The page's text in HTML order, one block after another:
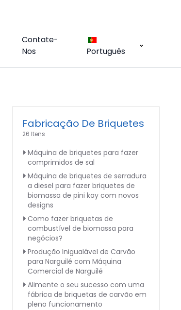
Contate-
Nos
Português
Fabricação De Briquetes
26 Itens
Máquina de briquetes para fazer
comprimidos de sal
Máquina de briquetes de serradura
a diesel para fazer briquetes de
biomassa de pini kay com novos
designs
Como fazer briquetas de
combustível de biomassa para
negócios?
Produção Inigualável de Carvão
para Narguilé com Máquina
Comercial de Narguilé
Alimente o seu sucesso com uma
fábrica de briquetas de carvão em
pleno funcionamento